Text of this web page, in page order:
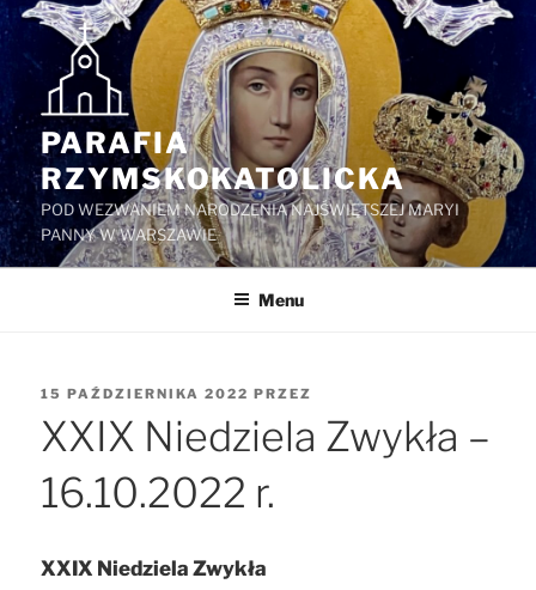
Przejdź
treści
PARAFIA
RZYMSKOKATOLICKA
POD WEZWANIEM NARODZENIA NAJŚWIĘTSZEJ MARYI
PANNY W WARSZAWIE
Menu
OPUBLIKOWANE
15 PAŹDZIERNIKA 2022 PRZEZ
XXIX Niedziela Zwykła –
16.10.2022 r.
XXIX Niedziela Zwykła